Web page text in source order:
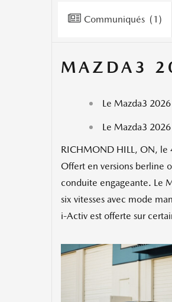
Communiqués (1)
MAZDA3
Le Mazda3
Le Mazda3
RICHMOND HILL, ON, le
Offert en versions berline
conduite engageante. Le
six vitesses avec mode
i-Activ est offerte sur